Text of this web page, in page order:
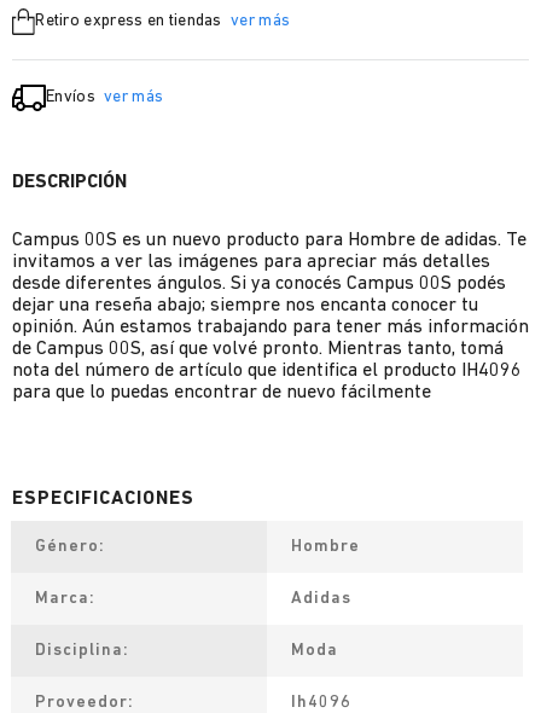
Retiro express en tiendas ver más
Envíos ver más
DESCRIPCIÓN
Campus 00S es un nuevo producto para Hombre de adidas. Te
invitamos a ver las imágenes para apreciar más detalles
desde diferentes ángulos. Si ya conocés Campus 00S podés
dejar una reseña abajo; siempre nos encanta conocer tu
opinión. Aún estamos trabajando para tener más información
de Campus 00S, así que volvé pronto. Mientras tanto, tomá
nota del número de artículo que identifica el producto IH4096
para que lo puedas encontrar de nuevo fácilmente
Género Hombre
Marca Adidas
Disciplina Moda
Proveedor Ih4096